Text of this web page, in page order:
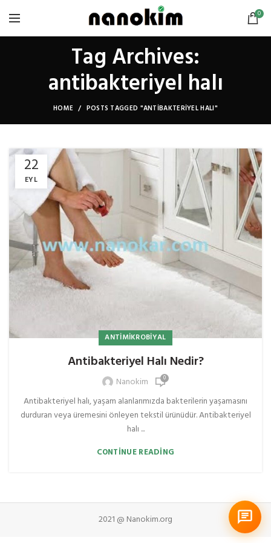
0
Tag Archives:
antibakteriyel halı
HOME POSTS TAGGED "ANTIBAKTERIYEL HALI"
22
EYL
ANTIMIKROBIYAL
Antibakteriyel Halı Nedir?
Nanokim 0
Antibakteriyel halı, yaşam alanlarımızda bakterilerin yaşamasını
durduran veya üremesini önleyen tekstil ürünüdür. Antibakteriyel
halı ...
CONTINUE READING
2021 @ Nanokim.org